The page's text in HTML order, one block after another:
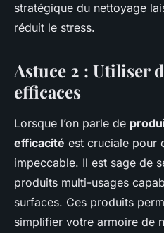
stratégique du nettoyage
réduit le stress.
Astuce 2 : Utiliser
efficaces
Lorsque l’on parle de
efficacité est cruciale pour
impeccable. Il est sage de
produits multi-usages
surfaces. Ces produits
simplifier votre armoire de